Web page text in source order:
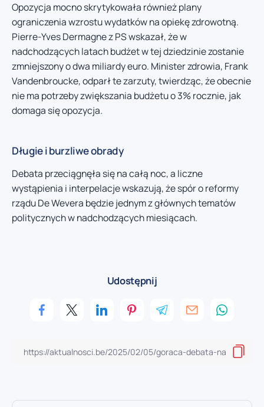
Opozycja mocno skrytykowała również plany
ograniczenia wzrostu wydatków na opiekę zdrowotną.
Pierre-Yves Dermagne z PS wskazał, że w
nadchodzących latach budżet w tej dziedzinie zostanie
zmniejszony o dwa miliardy euro. Minister zdrowia, Frank
Vandenbroucke, odparł te zarzuty, twierdząc, że obecnie
nie ma potrzeby zwiększania budżetu o 3% rocznie, jak
domaga się opozycja.
Długie i burzliwe obrady
Debata przeciągnęła się na całą noc, a liczne
wystąpienia i interpelacje wskazują, że spór o reformy
rządu De Wevera będzie jednym z głównych tematów
politycznych w nadchodzących miesiącach.
Udostępnij